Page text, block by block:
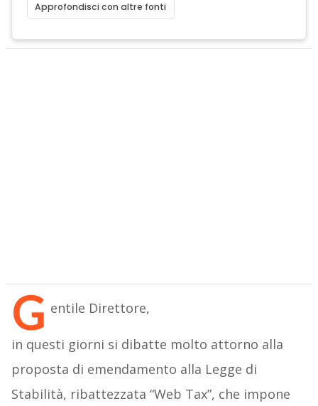
Approfondisci con altre fonti
G entile Direttore,
in questi giorni si dibatte molto attorno alla
proposta di emendamento alla Legge di
Stabilità, ribattezzata “Web Tax”, che impone